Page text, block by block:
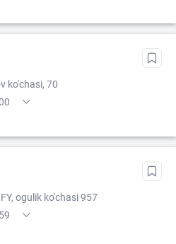
ko'chasi, 70
ogulik ko'chasi 957